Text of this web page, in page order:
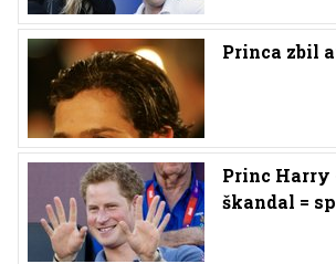
Princa zbil
Princ Harry
škandal =